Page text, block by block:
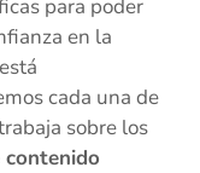
para poder
en la
cada una de
sobre los
contenido